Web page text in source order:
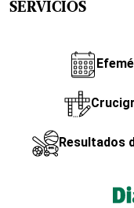
SERVICIOS
Resultados